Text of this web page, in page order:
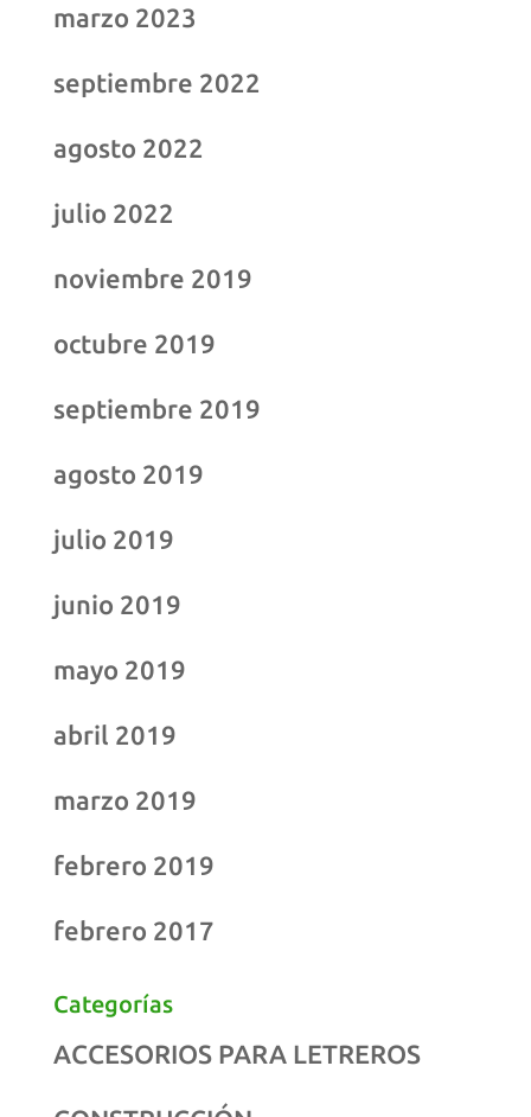
marzo 2023
septiembre 2022
agosto 2022
julio 2022
noviembre 2019
octubre 2019
septiembre 2019
agosto 2019
julio 2019
junio 2019
mayo 2019
abril 2019
marzo 2019
febrero 2019
febrero 2017
Categorías
ACCESORIOS PARA LETREROS